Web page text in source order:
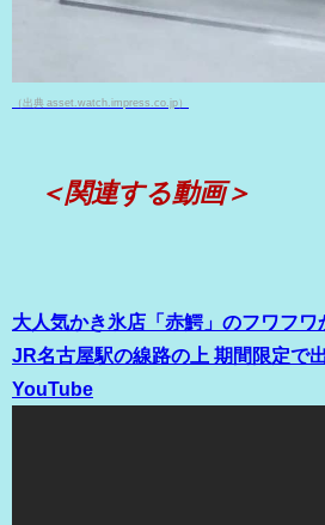
（出典 asset.watch.impress.co.jp）
＜関連する動画＞
大人気かき氷店「赤鰐」のフワフワ
JR名古屋駅の線路の上 期間限定で
YouTube